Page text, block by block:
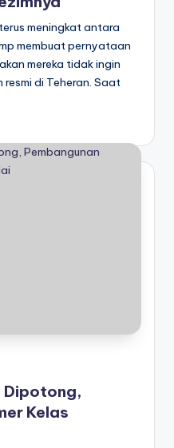
meningkat antara
membuat pernyataan
mereka tidak ingin
di Teheran. Saat
Dipotong,
Kelas